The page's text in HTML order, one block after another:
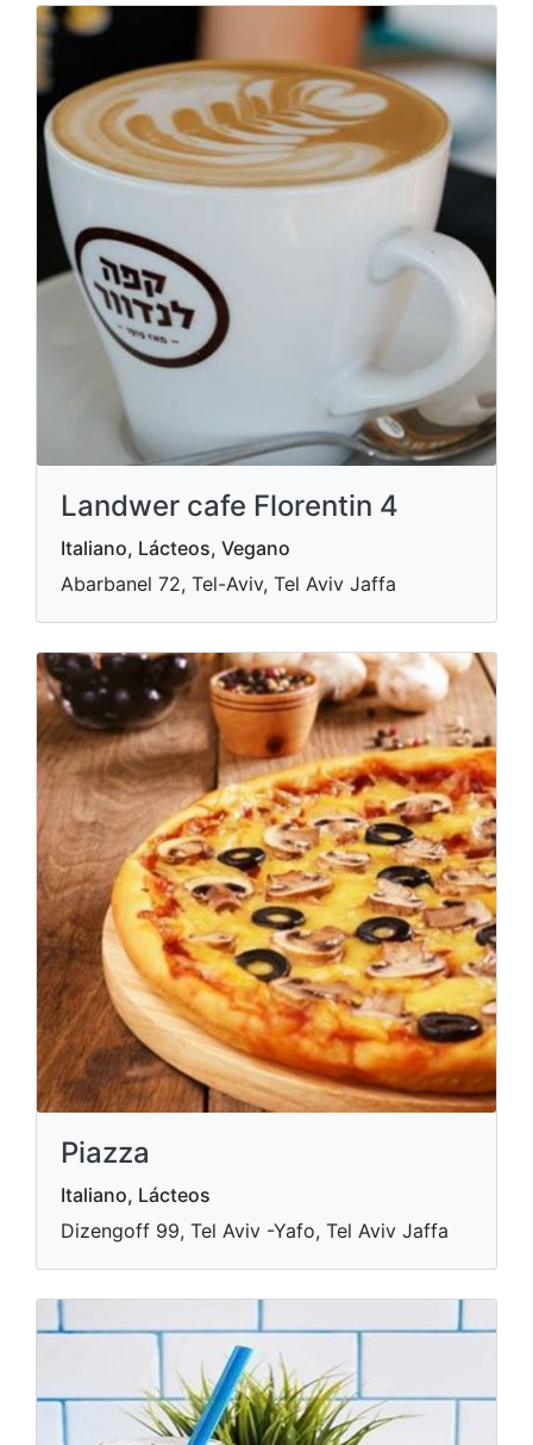
Landwer cafe Florentin 4
Italiano, Lácteos, Vegano
Abarbanel 72, Tel-Aviv, Tel Aviv Jaffa
Piazza
Italiano, Lácteos
Dizengoff 99, Tel Aviv -Yafo, Tel Aviv Jaffa